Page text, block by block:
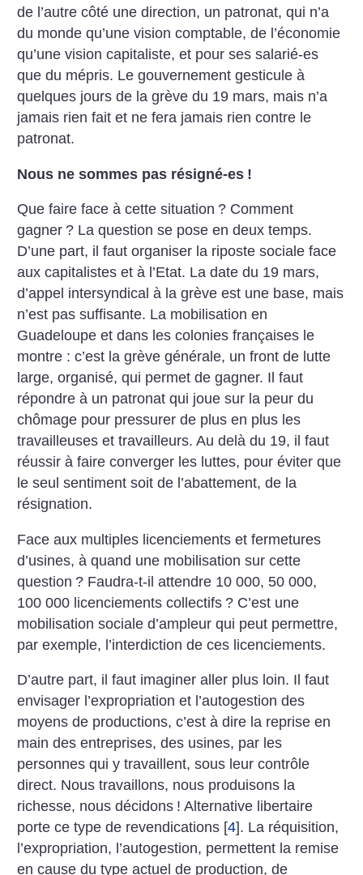
de l’autre côté une direction, un patronat, qui n’a
du monde qu’une vision comptable, de l’économie
qu’une vision capitaliste, et pour ses salarié-es
que du mépris. Le gouvernement gesticule à
quelques jours de la grève du 19 mars, mais n’a
jamais rien fait et ne fera jamais rien contre le
patronat.
Nous ne sommes pas résigné-es !
Que faire face à cette situation ? Comment
gagner ? La question se pose en deux temps.
D’une part, il faut organiser la riposte sociale face
aux capitalistes et à l’Etat. La date du 19 mars,
d’appel intersyndical à la grève est une base, mais
n’est pas suffisante. La mobilisation en
Guadeloupe et dans les colonies françaises le
montre : c’est la grève générale, un front de lutte
large, organisé, qui permet de gagner. Il faut
répondre à un patronat qui joue sur la peur du
chômage pour pressurer de plus en plus les
travailleuses et travailleurs. Au delà du 19, il faut
réussir à faire converger les luttes, pour éviter que
le seul sentiment soit de l’abattement, de la
résignation.
Face aux multiples licenciements et fermetures
d’usines, à quand une mobilisation sur cette
question ? Faudra-t-il attendre 10 000, 50 000,
100 000 licenciements collectifs ? C’est une
mobilisation sociale d’ampleur qui peut permettre,
par exemple, l’interdiction de ces licenciements.
D’autre part, il faut imaginer aller plus loin. Il faut
envisager l’expropriation et l’autogestion des
moyens de productions, c’est à dire la reprise en
main des entreprises, des usines, par les
personnes qui y travaillent, sous leur contrôle
direct. Nous travaillons, nous produisons la
richesse, nous décidons ! Alternative libertaire
porte ce type de revendications [4]. La réquisition,
l’expropriation, l’autogestion, permettent la remise
en cause du type actuel de production, de